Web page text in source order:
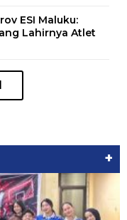
ESI Maluku:
Lahirnya Atlet
+